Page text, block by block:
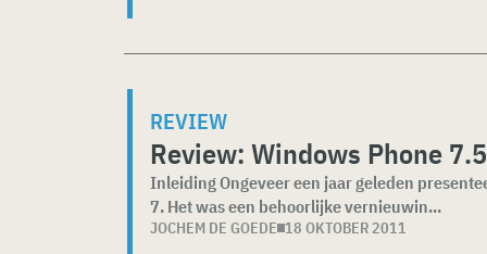
REVIEW
Review: Windows Phone
Inleiding Ongeveer een jaar geleden
7. Het was een behoorlijke vernieuwin...
JOCHEM DE GOEDE 18 OKTOBER 2011